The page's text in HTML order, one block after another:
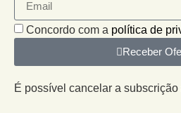
Concordo com a política de
Receber
É possível cancelar a